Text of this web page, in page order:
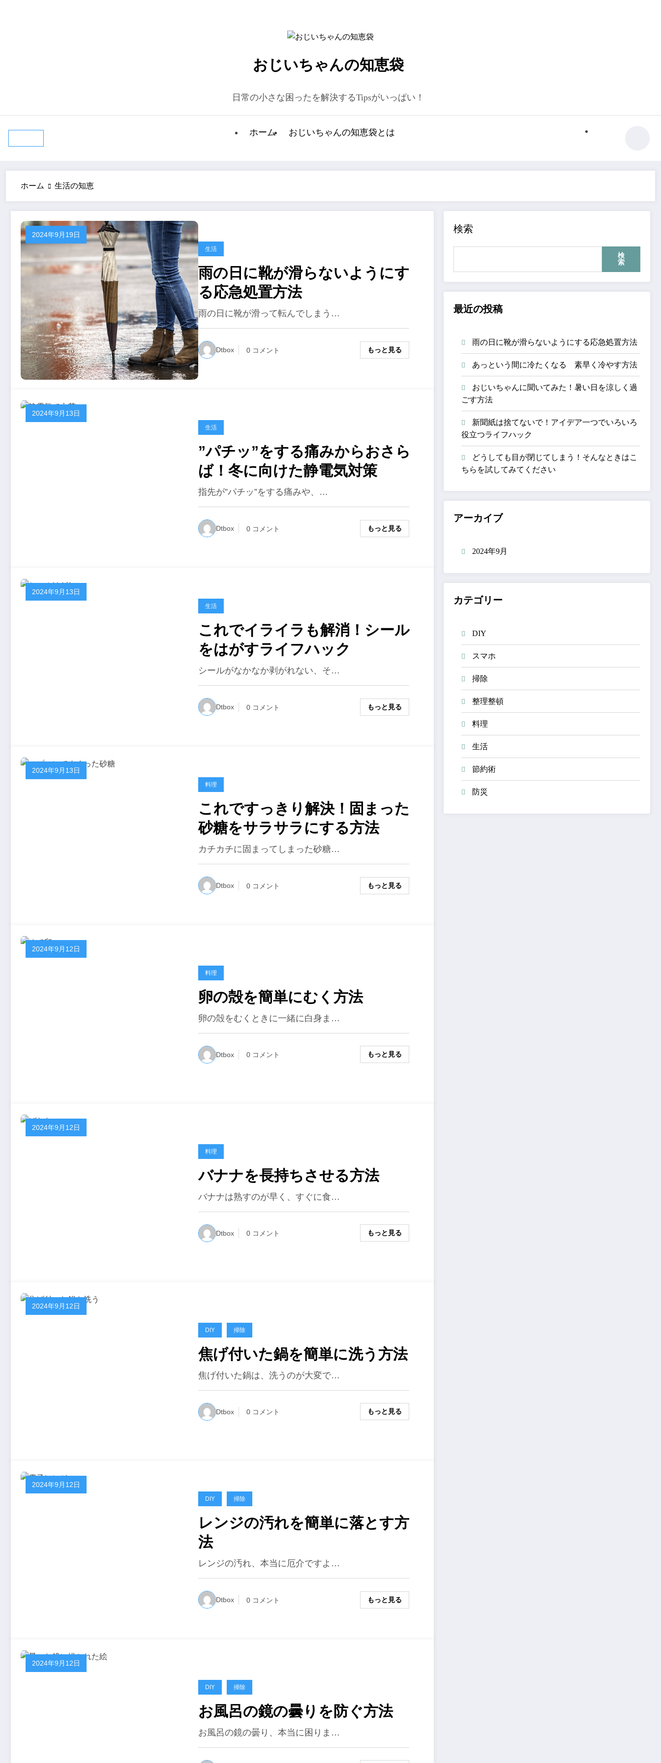
プ
おじいちゃんの知恵袋
日常の小さな困ったを解決するTipsがいっぱい！
ホーム おじいちゃんの知恵袋とは
ホーム 生活の知恵
2024年9月19日
生活
雨の日に靴が滑らないようにす
る応急処置方法
雨の日に靴が滑って転んでしまう…
Dtbox 0 コメント もっと見る
2024年9月13日
生活
”パチッ”をする痛みからおさら
ば！冬に向けた静電気対策
指先が”パチッ”をする痛みや、…
Dtbox 0 コメント もっと見る
2024年9月13日
生活
これでイライラも解消！シール
をはがすライフハック
シールがなかなか剥がれない、そ…
Dtbox 0 コメント もっと見る
2024年9月13日
料理
これですっきり解決！固まった
砂糖をサラサラにする方法
カチカチに固まってしまった砂糖…
Dtbox 0 コメント もっと見る
2024年9月12日
料理
卵の殻を簡単にむく方法
卵の殻をむくときに一緒に白身ま…
Dtbox 0 コメント もっと見る
2024年9月12日
料理
バナナを長持ちさせる方法
バナナは熟すのが早く、すぐに食…
Dtbox 0 コメント もっと見る
2024年9月12日
DIY 掃除
焦げ付いた鍋を簡単に洗う方法
焦げ付いた鍋は、洗うのが大変で…
Dtbox 0 コメント もっと見る
2024年9月12日
DIY 掃除
レンジの汚れを簡単に落とす方
法
レンジの汚れ、本当に厄介ですよ…
Dtbox 0 コメント もっと見る
2024年9月12日
DIY 掃除
お風呂の鏡の曇りを防ぐ方法
お風呂の鏡の曇り、本当に困りま…
検索
検
索
最近の投稿
雨の日に靴が滑らないようにする応急処置方法
あっという間に冷たくなる 素早く冷やす方法
おじいちゃんに聞いてみた！暑い日を涼しく過
ごす方法
新聞紙は捨てないで！アイデア一つでいろいろ
役立つライフハック
どうしても目が閉じてしまう！そんなときはこ
ちらを試してみてください
アーカイブ
2024年9月
カテゴリー
DIY
スマホ
掃除
整理整頓
料理
生活
節約術
防災